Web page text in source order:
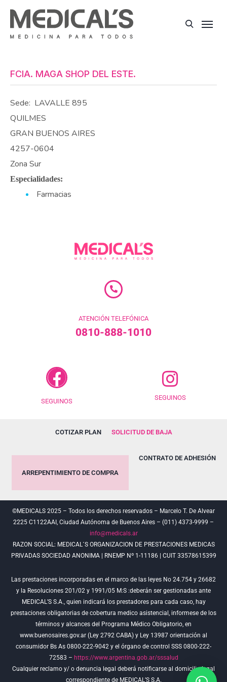
FCIA. MAGA SHOP DEL ESTE.
Sede: LAVALLE 895
QUILMES
GRAN BUENOS AIRES
4257-0604
Zona Sur
Especialidades:
Farmacias
ATENCIÓN TELEFÓNICA
0810-888-1010
SEGUINOS SEGUINOS
COTIZAR PLAN SOLICITUD DE BAJA
ARREPENTIMIENTO DE COMPRA
CONTRATO DE ADHESIÓN
©MEDICALS 2025 – Todos los derechos reservados – Marcelo T. De Alvear
2225 C1122AAI, Ciudad Autónoma de Buenos Aires – (011) 4373-9999 –
info@medicals.ar
RAZON SOCIAL: MEDICAL´S ORGANIZACION DE PRESTACIONES MEDICAS
PRIVADAS SOCIEDAD ANONIMA | RNEMP Nº 1-11186 | CUIT 33578615399
Las prestaciones incorporadas en el marco de las leyes No 24.754 y 26682
y la Resoluciones 201/02 y 1991/05 M:S :deberán ser gestionadas ante
MEDICAL’S S.A., quien indicará los prestadores para cada caso, hay
prestaciones obligatorias de cobertura medico asistencial, informese de los
términos y alcances del Programa Médico Obligatorio, en
www.buenosaires.gov.ar (Ley 2792 CABA) y Ley 13987 orientación al
consumidor Bs As 0800-222-9042 y el órgano de control SSS 0800-222-
72583 – https://www.argentina.gob.ar/sssalud
Cualquier reclamo y/ o denuncia legal deberá notificarse al domicilio legal
correspondiente de MEDICAL’S S.A.